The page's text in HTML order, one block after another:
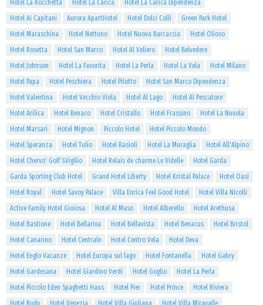
Hotel La Rocchetta Hotel La Carica
Hotel La Carica Dipendenza
Hotel Ai Capitani
Aurora ApartHotel Hotel Dolci Colli
Green Park Hotel
Hotel Maraschina
Hotel Nettuno Hotel Nuova Barcaccia
Hotel Olioso
Hotel Rosetta
Hotel San Marco Hotel Al Veliero
Hotel Belvedere
Hotel Johnson
Hotel La Favorita Hotel La Perla Hotel La Vela
Hotel Milano
Hotel Papa
Hotel Peschiera Hotel Pilotto
Hotel San Marco Dipendenza
Hotel Valentina
Hotel Vecchio Viola Hotel Al Lago
Hotel Al Pescatore
Hotel Arilica
Hotel Benaco Hotel Cristallo Hotel Frassino
Hotel La Nuvola
Hotel Marsari
Hotel Mignon Piccolo Hotel
Hotel Piccolo Mondo
Hotel Speranza
Hotel Tulio Hotel Basioli Hotel La Muraglia
Hotel All'Alpino
Hotel Chervo' Golf S.Vigilio
Hotel Relais de charme Le Videlle
Hotel Garda
Garda Sporting Club Hotel
Grand Hotel Liberty Hotel Kristal Palace
Hotel Oasi
Hotel Royal
Hotel Savoy Palace Villa Enrica Feel Good Hotel
Hotel Villa Nicolli
Active Family Hotel Gioiosa
Hotel Al Maso Hotel Alberello
Hotel Arethusa
Hotel Bastione
Hotel Bellariva Hotel Bellavista Hotel Benacus
Hotel Bristol
Hotel Canarino
Hotel Centrale Hotel Centro Vela
Hotel Deva
Hotel Englo Vacanze
Hotel Europa sul lago Hotel Fontanella
Hotel Gabry
Hotel Gardesana
Hotel Giardino Verdi Hotel Goglio
Hotel La Perla
Hotel Piccolo Eden Spaghetti Haus
Hotel Pier Hotel Prince
Hotel Riviera
Hotel Rudy
Hotel Venezia Hotel Villa Giuliana
Hotel Villa Miravalle